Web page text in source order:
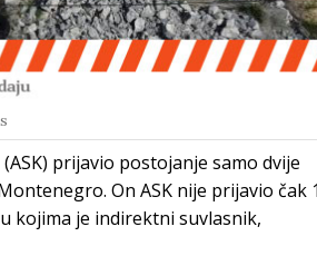
prijavio postojanje samo dvije
On ASK nije prijavio čak
kojima je indirektni suvlasnik,